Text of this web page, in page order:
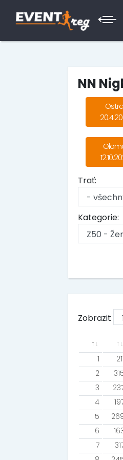
NN
Trať:
Kategorie:
Zobrazit
1
2
3
4
5
6
7